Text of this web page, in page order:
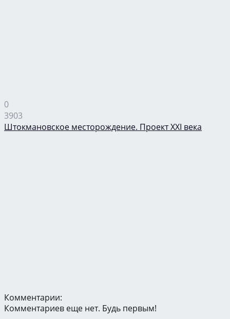
0
3903
Штокмановское месторождение. Проект XXI века
Комментарии:
Комментариев еще нет. Будь первым!